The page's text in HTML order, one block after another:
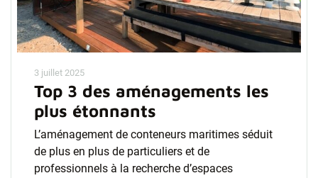
3 juillet 2025
Top 3 des aménagements les
plus étonnants
L’aménagement de conteneurs maritimes séduit
de plus en plus de particuliers et de
professionnels à la recherche d’espaces